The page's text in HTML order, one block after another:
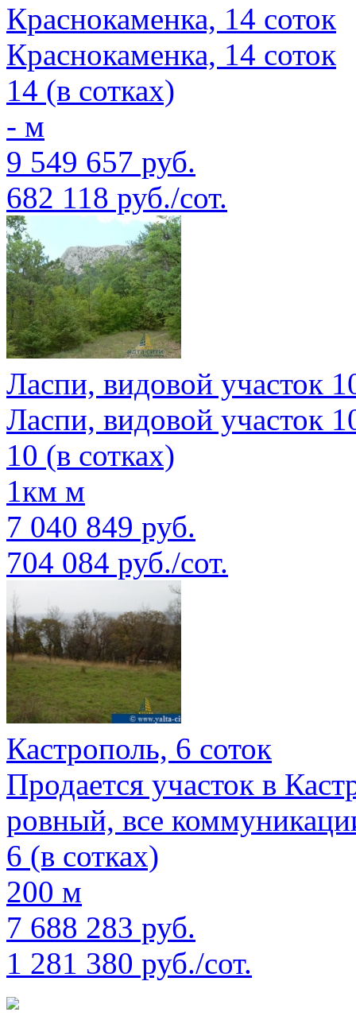
Краснокаменка, 14 соток
Краснокаменка, 14 соток
14 (в сотках)
- м
9 549 657 руб.
682 118 руб./сот.
Ласпи, видовой участок
Ласпи, видовой участок
10 (в сотках)
1км м
7 040 849 руб.
704 084 руб./сот.
Кастрополь, 6 соток
Продается участок в
ровный, все
6 (в сотках)
200 м
7 688 283 руб.
1 281 380 руб./сот.